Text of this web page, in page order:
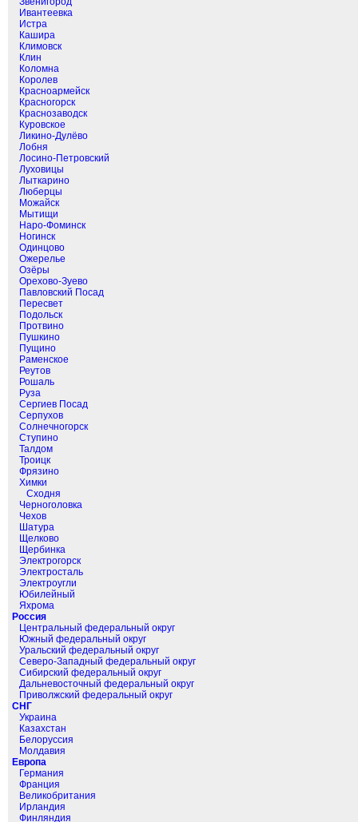
Ивантеевка
Истра
Кашира
Климовск
Клин
Коломна
Королев
Красноармейск
Красногорск
Краснозаводск
Куровское
Ликино-Дулёво
Лобня
Лосино-Петровский
Луховицы
Лыткарино
Люберцы
Можайск
Мытищи
Наро-Фоминск
Ногинск
Одинцово
Ожерелье
Озёры
Орехово-Зуево
Павловский Посад
Пересвет
Подольск
Протвино
Пушкино
Пущино
Раменское
Реутов
Рошаль
Руза
Сергиев Посад
Серпухов
Солнечногорск
Ступино
Талдом
Троицк
Фрязино
Химки
Сходня
Черноголовка
Чехов
Шатура
Щелково
Щербинка
Электрогорск
Электросталь
Электроугли
Юбилейный
Яхрома
Россия
Центральный федеральный округ
Южный федеральный округ
Уральский федеральный округ
Северо-Западный федеральный округ
Сибирский федеральный округ
Дальневосточный федеральный округ
Приволжский федеральный округ
СНГ
Украина
Казахстан
Белоруссия
Молдавия
Европа
Германия
Франция
Великобритания
Ирландия
Финляндия